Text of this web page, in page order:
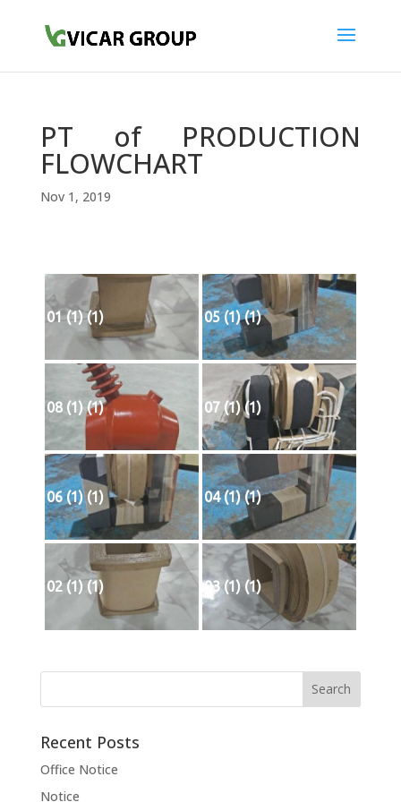
PT of PRODUCTION
FLOWCHART
Nov 1, 2019
01 (1) (1) 05 (1) (1)
08 (1) (1) 07 (1) (1)
06 (1) (1) 04 (1) (1)
02 (1) (1) 03 (1) (1)
Recent Posts
Office Notice
Notice